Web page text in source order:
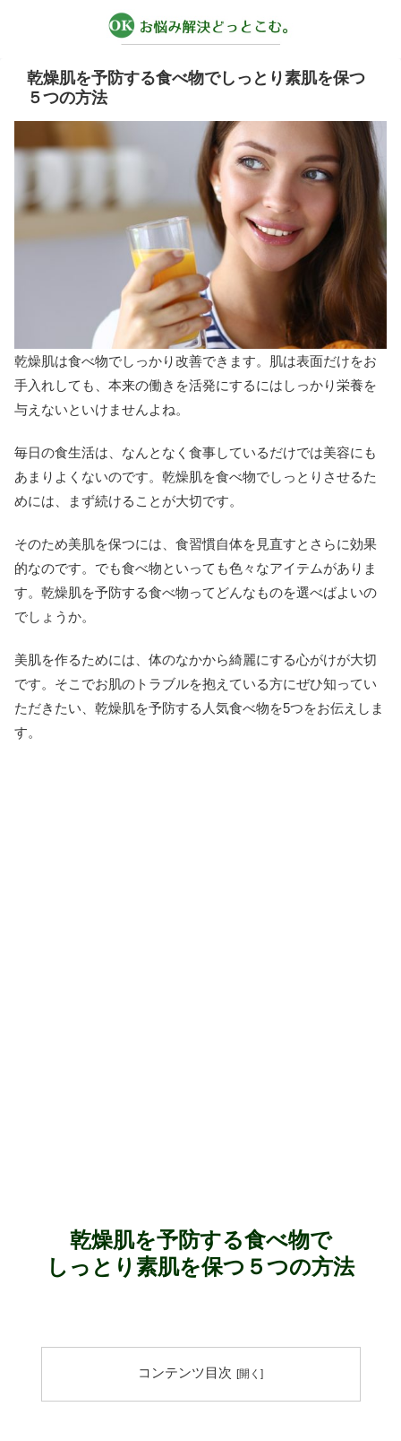
乾燥肌を予防する食べ物でしっとり素肌を保つ
５つの方法
乾燥肌は食べ物でしっかり改善できます。肌は表面だけをお
手入れしても、本来の働きを活発にするにはしっかり栄養を
与えないといけませんよね。
毎日の食生活は、なんとなく食事しているだけでは美容にも
あまりよくないのです。乾燥肌を食べ物でしっとりさせるた
めには、まず続けることが大切です。
そのため美肌を保つには、食習慣自体を見直すとさらに効果
的なのです。でも食べ物といっても色々なアイテムがありま
す。乾燥肌を予防する食べ物ってどんなものを選べばよいの
でしょうか。
美肌を作るためには、体のなかから綺麗にする心がけが大切
です。そこでお肌のトラブルを抱えている方にぜひ知ってい
ただきたい、乾燥肌を予防する人気食べ物を5つをお伝えしま
す。
乾燥肌を予防する食べ物で
しっとり素肌を保つ５つの方法
コンテンツ目次